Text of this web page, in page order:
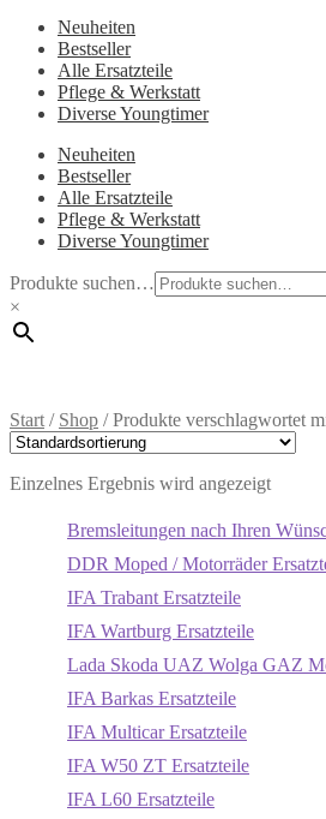
Neuheiten
Bestseller
Alle Ersatzteile
Pflege & Werkstatt
Diverse Youngtimer
Neuheiten
Bestseller
Alle Ersatzteile
Pflege & Werkstatt
Diverse Youngtimer
Produkte suchen…
×
Start / Shop /Produkte verschlagwortet
Einzelnes Ergebnis wird angezeigt
Bremsleitungen nach Ihren
DDR Moped / Motorräder
IFA Trabant Ersatzteile
IFA Wartburg Ersatzteile
Lada Skoda UAZ Wolga GAZ
IFA Barkas Ersatzteile
IFA Multicar Ersatzteile
IFA W50 ZT Ersatzteile
IFA L60 Ersatzteile